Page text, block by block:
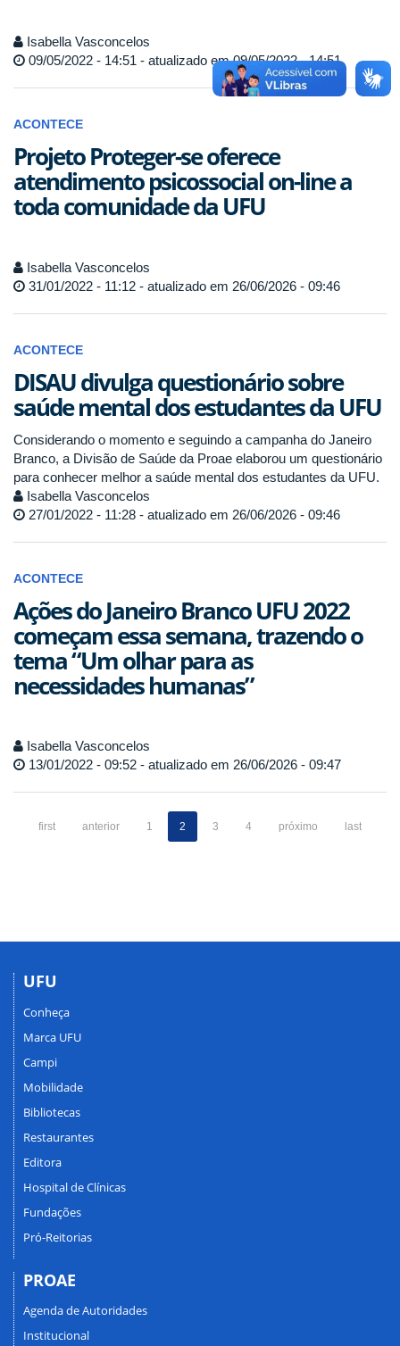
Isabella Vasconcelos
09/05/2022 - 14:51 - atualizado em 09/05/2022 - 14:51
ACONTECE
Projeto Proteger-se oferece
atendimento psicossocial on-line a
toda comunidade da UFU
Isabella Vasconcelos
31/01/2022 - 11:12 - atualizado em 26/06/2026 - 09:46
ACONTECE
DISAU divulga questionário sobre
saúde mental dos estudantes da UFU
Considerando o momento e seguindo a campanha do Janeiro
Branco, a Divisão de Saúde da Proae elaborou um questionário
para conhecer melhor a saúde mental dos estudantes da UFU.
Isabella Vasconcelos
27/01/2022 - 11:28 - atualizado em 26/06/2026 - 09:46
ACONTECE
Ações do Janeiro Branco UFU 2022
começam essa semana, trazendo o
tema “Um olhar para as
necessidades humanas”
Isabella Vasconcelos
13/01/2022 - 09:52 - atualizado em 26/06/2026 - 09:47
first anterior 1 2 3 4 próximo last
UFU
Conheça
Marca UFU
Campi
Mobilidade
Bibliotecas
Restaurantes
Editora
Hospital de Clínicas
Fundações
Pró-Reitorias
PROAE
Agenda de Autoridades
Institucional